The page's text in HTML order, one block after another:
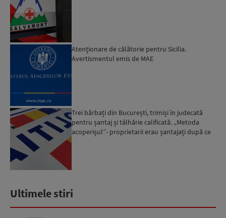
Atenţionare de călătorie pentru Sicilia.
Avertismentul emis de MAE
Trei bărbați din București, trimiși în judecată
pentru șantaj și tâlhărie calificată. „Metoda
acoperișul”- proprietarii erau șantajați după ce
Ultimele stiri